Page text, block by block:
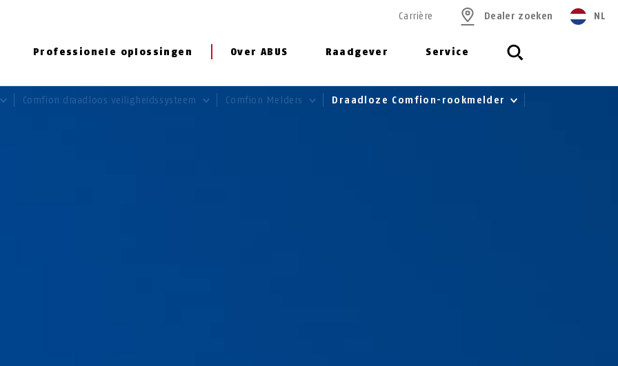
Professionele oplossingen Over ABUS Raadgever Service
Carrière Dealer zoeken NL
Comfion draadloos veiligheidssysteem Comfion Melders Draadloze Comfion-rookmelder